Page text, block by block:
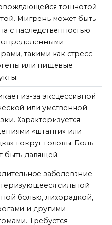
тошнотой
Мигрень может быть
с наследственностью
определенными
такими как стресс,
или пищевые
из-за эксцессивной
или умственной
Характеризуется
«штанги» или
вокруг головы. Боль
быть давящей.
заболевание,
сильной
болью, лихорадкой,
и другими
Требуется